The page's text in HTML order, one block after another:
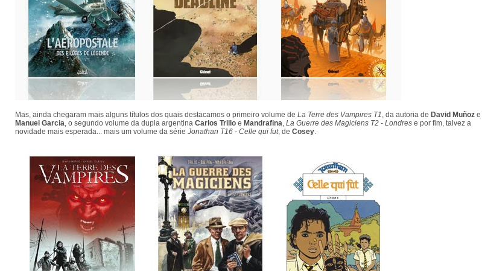
Mas, ainda chegaram mais alguns títulos dos quais destacamos o primeiro volume de La Terre des Vampires T1, da autoria de David Muñoz e
Manuel Garcia, o segundo volume da dupla argentina Carlos Trillo e Mandrafina, La Guerre des Magiciens T2 - Londres e por fim, talvez a
novidade mais esperada... mais um volume da série Jonathan T16 - Celle qui fut, de Cosey.